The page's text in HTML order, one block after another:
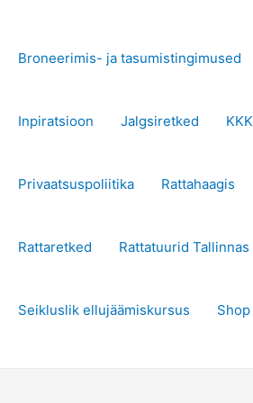
Broneerimis- ja tasumistingimused
Inpiratsioon Jalgsiretked KKK
Privaatsuspoliitika Rattahaagis
Rattaretked Rattatuurid Tallinnas
Seikluslik ellujäämiskursus Shop